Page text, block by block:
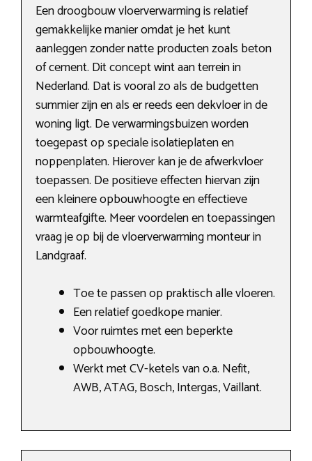
Een droogbouw vloerverwarming is relatief
gemakkelijke manier omdat je het kunt
aanleggen zonder natte producten zoals beton
of cement. Dit concept wint aan terrein in
Nederland. Dat is vooral zo als de budgetten
summier zijn en als er reeds een dekvloer in de
woning ligt. De verwarmingsbuizen worden
toegepast op speciale isolatieplaten en
noppenplaten. Hierover kan je de afwerkvloer
toepassen. De positieve effecten hiervan zijn
een kleinere opbouwhoogte en effectieve
warmteafgifte. Meer voordelen en toepassingen
vraag je op bij de vloerverwarming monteur in
Landgraaf.
Toe te passen op praktisch alle vloeren.
Een relatief goedkope manier.
Voor ruimtes met een beperkte
opbouwhoogte.
Werkt met CV-ketels van o.a. Nefit,
AWB, ATAG, Bosch, Intergas, Vaillant.